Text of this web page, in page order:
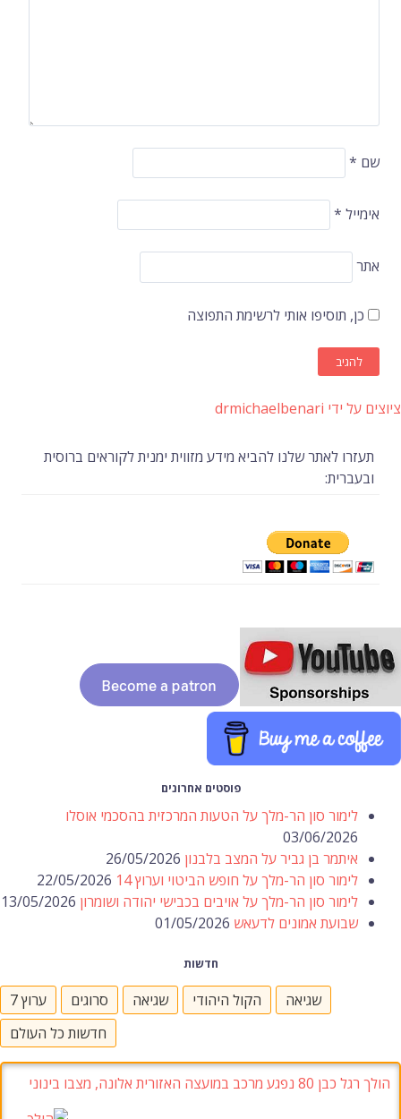
שם *
אימייל *
אתר
כן, תוסיפו אותי לרשימת התפוצה
ציוצים על ידי drmichaelbenari
תעזרו לאתר שלנו להביא מידע מזווית ימנית לקוראים ברוסית
ובעברית:
פוסטים אחרונים
לימור סון הר-מלך על הטעות המרכזית בהסכמי אוסלו
03/06/2026
איתמר בן גביר על המצב בלבנון 26/05/2026
לימור סון הר-מלך על חופש הביטוי וערוץ 14
22/05/2026
לימור סון הר-מלך על אויבים בכבישי יהודה ושומרון 13/05/2026
שבועת אמונים לדעאש 01/05/2026
חדשות
ערוץ 7 סרוגים שגיאה הקול היהודי
שגיאה
חדשות כל העולם
הולך רגל כבן 80 נפגע מרכב במועצה האזורית אלונה, מצבו בינוני